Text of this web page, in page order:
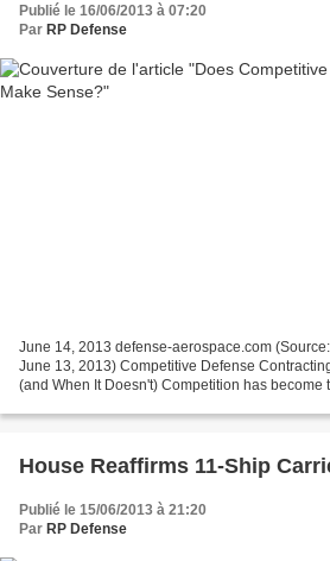
Publié le 16/06/2013 à 07:20
Par RP Defense
June 14, 2013 defense-aerospace.com
June 13, 2013) Competitive Defense
(and When It Doesn't) Competition has become
House Reaffirms 11-Ship
Publié le 15/06/2013 à 21:20
Par RP Defense